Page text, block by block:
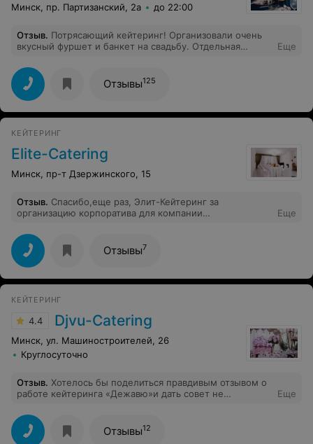
Минск, пр. Партизанский, 2а до 22:00
Отзыв. Потрясающий кейтеринг! Организовали очень
вкусный фуршет и банкет на свадьбу. Отдельная
деталей и красоты. Было чудесно, все на высшем
уровне!
Еще
Отзывы125
КЕЙТЕРИНГ
Elite-Catering
Минск, пр-т Дзержинского, 15
Отзыв. Спасибо,еще раз, Элит-Кейтеринг за
организацию корпоратива для компании
лучшие!Шеф-повару отдельный респект-кухня не
зависимо от формата мероприятия остается неизменно
великолепной!
Еще
Отзывы7
КЕЙТЕРИНГ
4.4 Djvu-Сatering
Минск, ул. Машиностроителей, 26
Круглосуточно
Отзыв. Хотелось бы поделиться правдивым отзывом о
работе кейтеринга «Дежавю»и дать совет не
себе позволили, говорит только о величайшем
наглости! Отмечали свадьбу 04.09.21, хозяин усадьбы
отказался взять другой кейтеринг и нам пришлось
Еще
Отзывы12